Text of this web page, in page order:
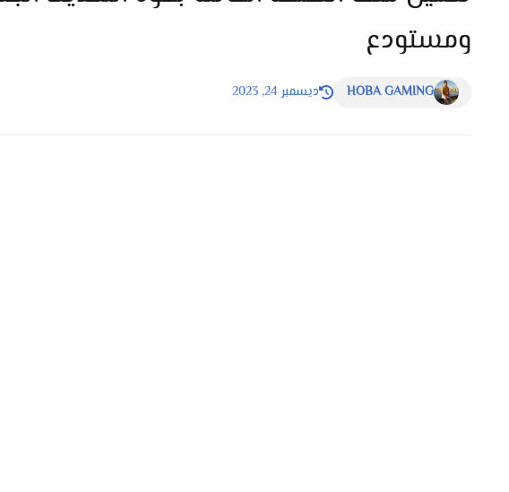
ومستودع
HOBA GAMING ديسمبر 24, 2023